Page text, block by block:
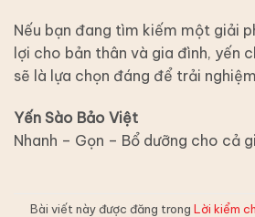
Nếu bạn đang tìm kiếm một giải
lợi cho bản thân và gia đình, yến
sẽ là lựa chọn đáng để trải
Yến Sào Bảo Việt
Nhanh – Gọn – Bổ dưỡng cho cả
Bài viết này được đăng trong Lời kiểm